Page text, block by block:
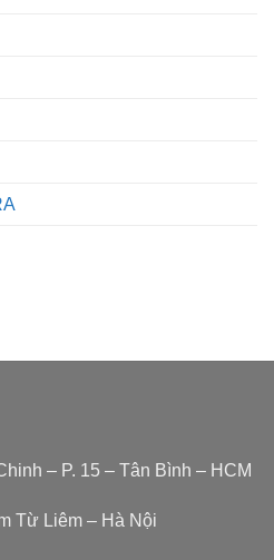
– P. 15 – Tân Bình – HCM
Từ Liêm – Hà Nội